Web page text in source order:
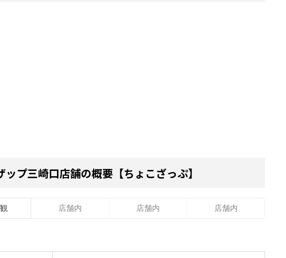
ップ三崎口店舗の概要【ちょこざっぷ】
店舗内 店舗内 店舗内